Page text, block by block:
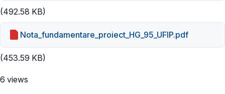
(492.58 KB)
Nota_fundamentare_proiect_HG_95_UFIP.pdf
(453.59 KB)
6 views